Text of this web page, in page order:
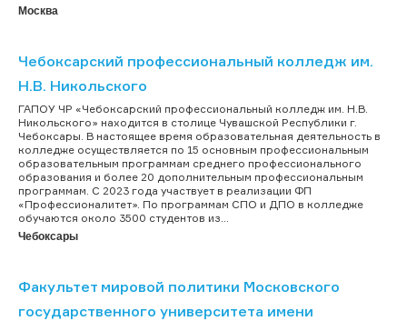
Москва
Чебоксарский профессиональный колледж им.
Н.В. Никольского
ГАПОУ ЧР «Чебоксарский профессиональный колледж им. Н.В.
Никольского» находится в столице Чувашской Республики г.
Чебоксары. В настоящее время образовательная деятельность в
колледже осуществляется по 15 основным профессиональным
образовательным программам среднего профессионального
образования и более 20 дополнительным профессиональным
программам. С 2023 года участвует в реализации ФП
«Профессионалитет». По программам СПО и ДПО в колледже
обучаются около 3500 студентов из...
Чебоксары
Факультет мировой политики Московского
государственного университета имени